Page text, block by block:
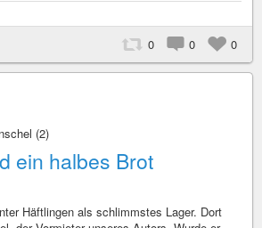
0 0 0
(2)
ein halbes Brot
Häftlingen als schlimmstes Lager. Dort